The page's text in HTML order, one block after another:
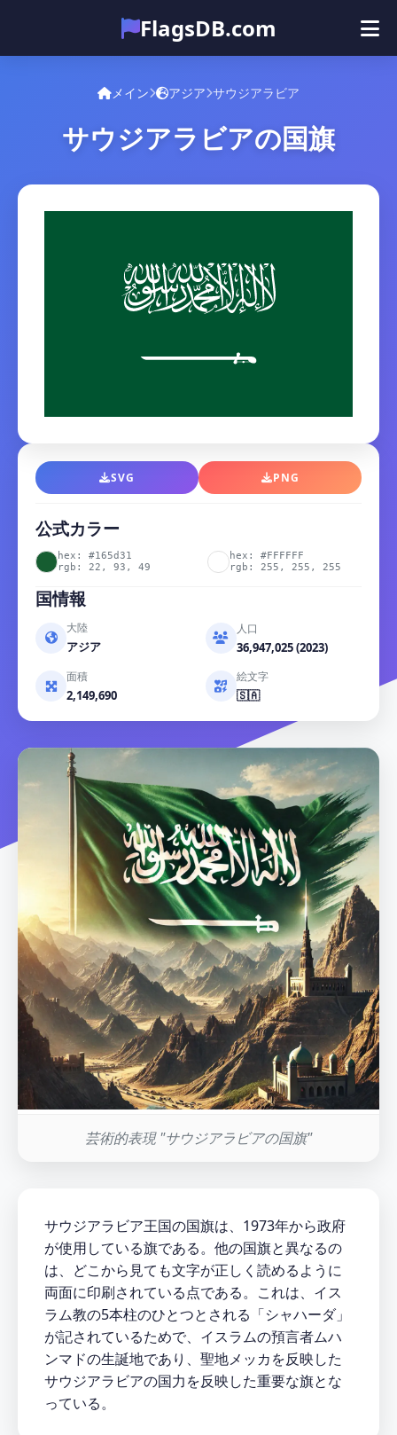
FlagsDB.com
メイン
クイズ
メイン アジア サウジアラビア
サウジアラビアの国旗
SVG PNG
公式カラー
hex: #165d31
rgb: 22, 93, 49
hex: #FFFFFF
rgb: 255, 255, 255
国情報
大陸
アジア
人口
36,947,025 (2023)
面積
2,149,690
絵文字
🇸🇦
芸術的表現 "サウジアラビアの国旗"
サウジアラビア王国の国旗は、1973年から政府
が使用している旗である。他の国旗と異なるの
は、どこから見ても文字が正しく読めるように
両面に印刷されている点である。これは、イス
ラム教の5本柱のひとつとされる「シャハーダ」
が記されているためで、イスラムの預言者ムハ
ンマドの生誕地であり、聖地メッカを反映した
サウジアラビアの国力を反映した重要な旗とな
っている。